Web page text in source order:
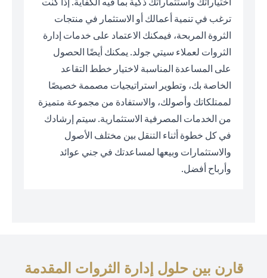
ترغب في تنمية أعمالك أو الاستثمار في منتجات
الثروة المربحة، فيمكنك الاعتماد على خدمات إدارة
الثروات لعملاء سيتي جولد. يمكنك أيضًا الحصول
على المساعدة المناسبة لاختيار خطط التقاعد
الخاصة بك، وتطوير استراتيجيات مصممة خصيصًا
لممتلكاتك وأصولك، والاستفادة من مجموعة متميزة
من الخدمات المصرفية الاستثمارية. سيتم إرشادك
في كل خطوة أثناء التنقل بين مختلف الأصول
والاستثمارات وبيعها لمساعدتك في جني عوائد
وأرباح أفضل.
قارن بين حلول إدارة الثروات المقدمة